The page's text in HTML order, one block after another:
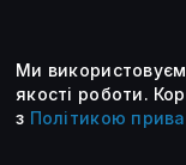
Усі
передруковувати
Ми
якості роботи.
з Політикою